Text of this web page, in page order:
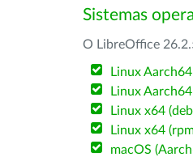
Sistemas
O LibreOffice
Linux
Linux
Linux x64
Linux x64
macOS